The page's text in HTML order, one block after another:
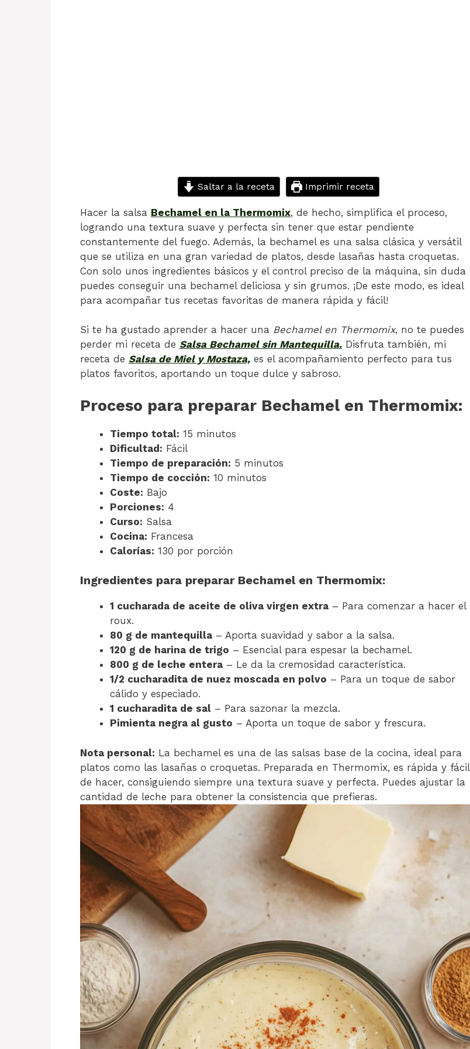
Saltar a la receta Imprimir receta
Hacer la salsa Bechamel en la Thermomix, de hecho, simplifica el proceso,
logrando una textura suave y perfecta sin tener que estar pendiente
constantemente del fuego. Además, la bechamel es una salsa clásica y versátil
que se utiliza en una gran variedad de platos, desde lasañas hasta croquetas.
Con solo unos ingredientes básicos y el control preciso de la máquina, sin duda
puedes conseguir una bechamel deliciosa y sin grumos. ¡De este modo, es ideal
para acompañar tus recetas favoritas de manera rápida y fácil!
Si te ha gustado aprender a hacer una Bechamel en Thermomix, no te puedes
perder mi receta de Salsa Bechamel sin Mantequilla. Disfruta también, mi
receta de Salsa de Miel y Mostaza, es el acompañamiento perfecto para tus
platos favoritos, aportando un toque dulce y sabroso.
Proceso para preparar Bechamel en Thermomix:
Tiempo total: 15 minutos
Dificultad: Fácil
Tiempo de preparación: 5 minutos
Tiempo de cocción: 10 minutos
Coste: Bajo
Porciones: 4
Curso: Salsa
Cocina: Francesa
Calorías: 130 por porción
Ingredientes para preparar Bechamel en Thermomix:
1 cucharada de aceite de oliva virgen extra – Para comenzar a hacer el
roux.
80 g de mantequilla – Aporta suavidad y sabor a la salsa.
120 g de harina de trigo – Esencial para espesar la bechamel.
800 g de leche entera – Le da la cremosidad característica.
1/2 cucharadita de nuez moscada en polvo – Para un toque de sabor
cálido y especiado.
1 cucharadita de sal – Para sazonar la mezcla.
Pimienta negra al gusto – Aporta un toque de sabor y frescura.
Nota personal: La bechamel es una de las salsas base de la cocina, ideal para
platos como las lasañas o croquetas. Preparada en Thermomix, es rápida y fácil
de hacer, consiguiendo siempre una textura suave y perfecta. Puedes ajustar la
cantidad de leche para obtener la consistencia que prefieras.